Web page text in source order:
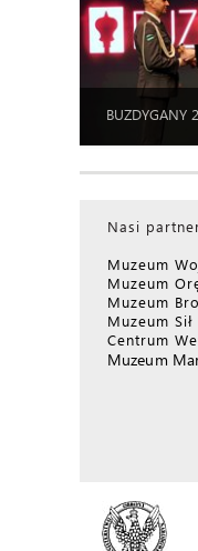
BUZDYGANY
Nasi
Muzeum
Muzeum
Muzeum
Muzeum
Centrum
Muzeum